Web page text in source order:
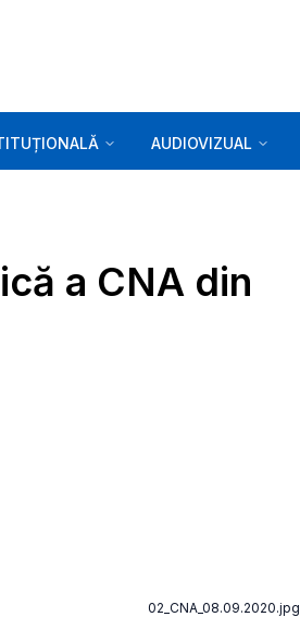
AUDIOVIZUAL
a CNA din
02_CNA_08.09.2020.jpg